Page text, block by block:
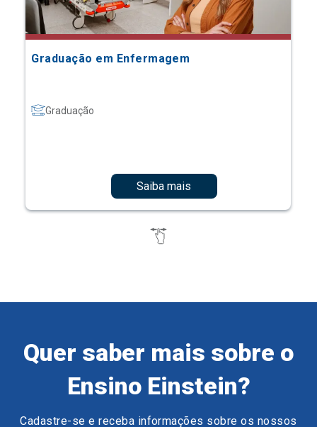
Graduação em Enfermagem
Graduação
Saiba mais
Quer saber mais sobre o
Ensino Einstein?
Cadastre-se e receba informações sobre os nossos